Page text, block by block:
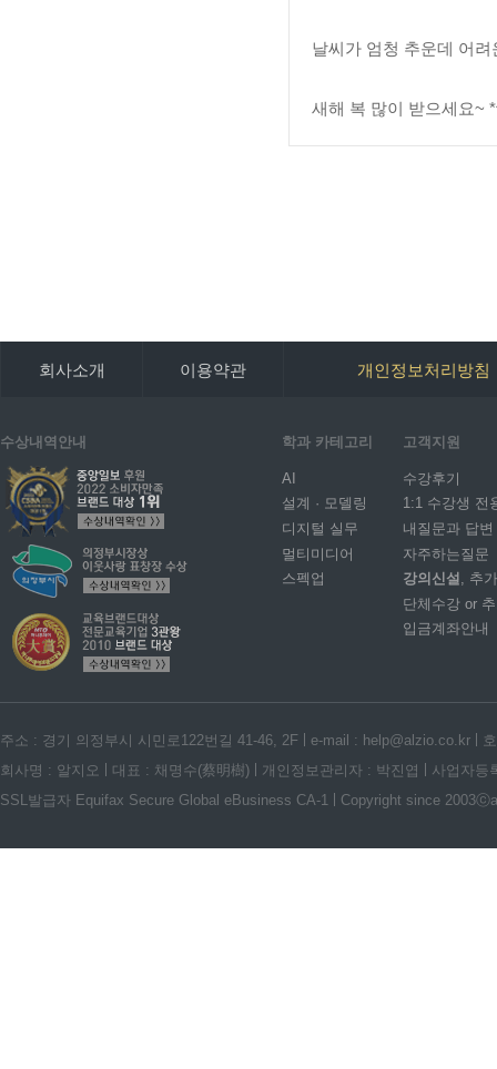
날씨가 엄청 추운데 어
새해 복 많이 받으세요~
회사소개 이용약관 개인정보처리방침
수상내역안내 학과 카테고리
AI
설계 · 모델링
디지털 실무
멀티미디어
스펙업
고객지원
수강후기
1:1 수강생 전
내질문과 답변
자주하는질문
강의신설 , 추
단체수강 or
입금계좌안내
주소 : 경기 의정부시 시민로122번길 41-46, 2F e-mail : help@alzio.co.kr
회사명 : 알지오
대표 : 채명수(蔡明樹) 개인정보관리자 : 박진엽
사업자등
SSL발급자 Equifax Secure Global eBusiness CA-1
Copyright since